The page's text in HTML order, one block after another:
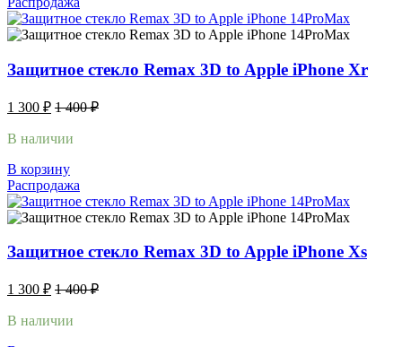
Защитное стекло Remax 3D to Apple iPhone Xr
1 300 ₽ 1 400₽
В наличии
В корзину
Распродажа
Защитное стекло Remax 3D to Apple iPhone Xs
1 300 ₽ 1 400₽
В наличии